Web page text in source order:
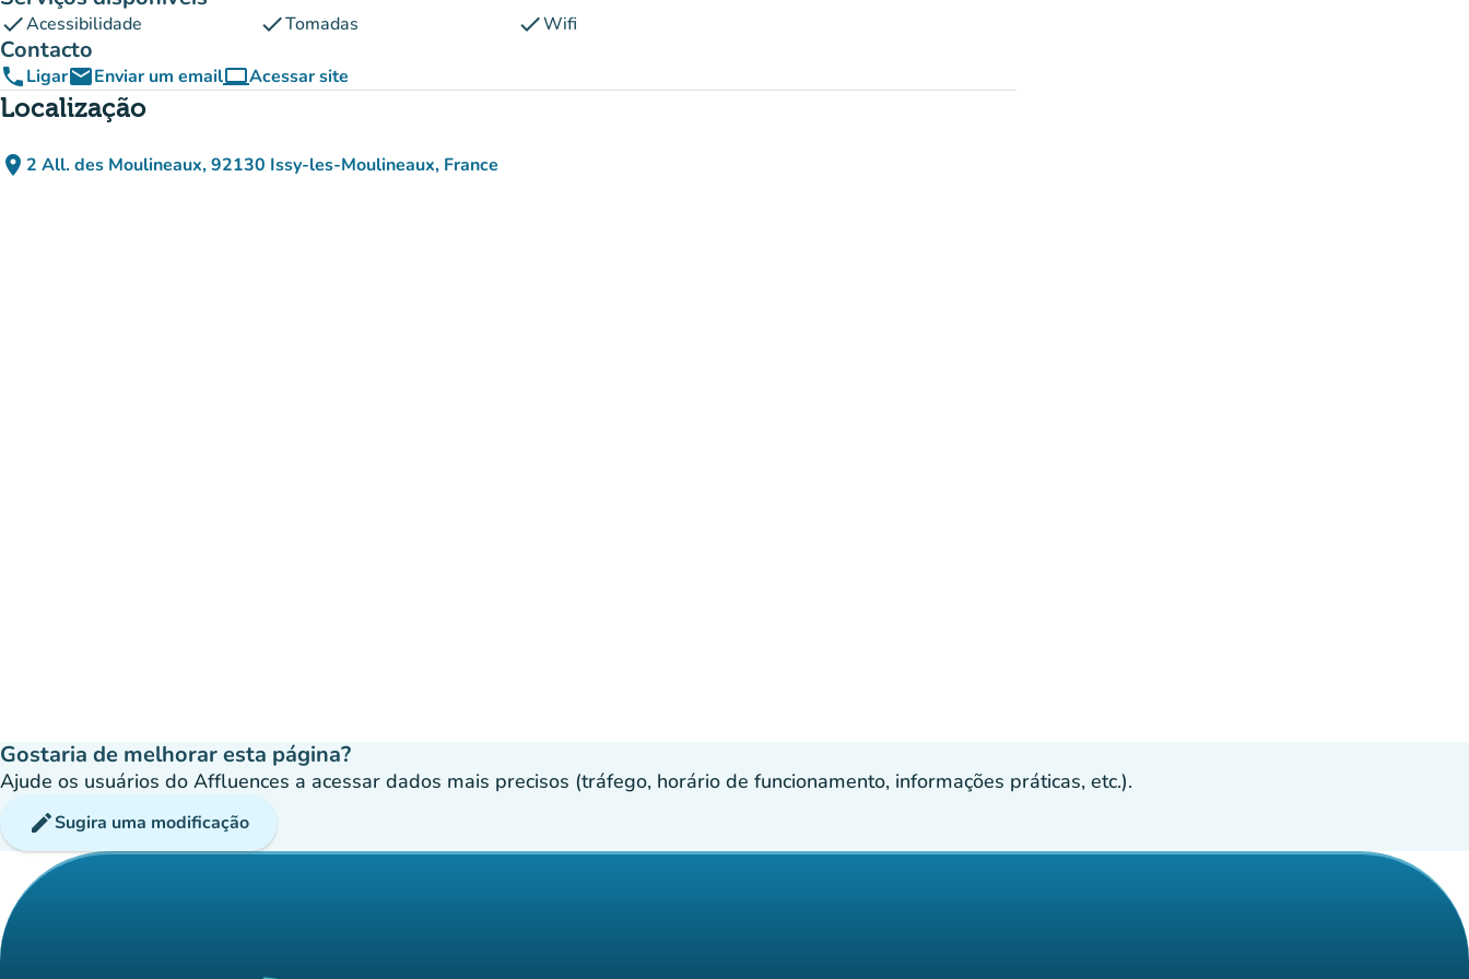
checkAcessibilidade checkTomadas checkWifi
Contacto
phoneLigaremailEnviar um emailcomputerAcessar site
(novo separador)
Localização
place 2 All. des Moulineaux, 92130 Issy-les-Moulineaux, France
(abrir no Google Maps)
(novo separador)
Gostaria de melhorar esta página?
Ajude os usuários do Affluences a acessar dados mais precisos (tráfego, horário de funcionamento, informações práticas, etc.).
editSugira uma modificação